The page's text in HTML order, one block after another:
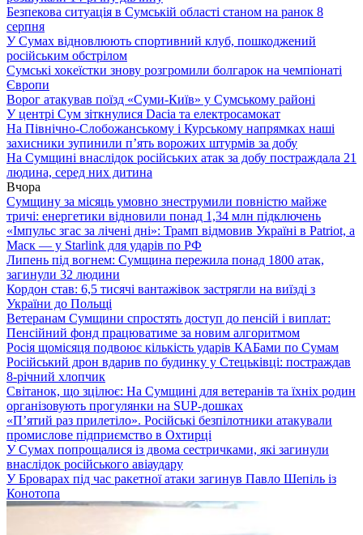
Безпекова ситуація в Сумській області станом на ранок 8
серпня
У Сумах відновлюють спортивний клуб, пошкоджений
російським обстрілом
Сумські хокеїстки знову розгромили болгарок на чемпіонаті
Європи
Ворог атакував поїзд «Суми-Київ» у Сумському районі
У центрі Сум зіткнулися Dacia та електросамокат
На Північно-Слобожанському і Курському напрямках наші
захисники зупинили п’ять ворожих штурмів за добу
На Сумщині внаслідок російських атак за добу постраждала 21
людина, серед них дитина
Вчора
Сумщину за місяць умовно знеструмили повністю майже
тричі: енергетики відновили понад 1,34 млн підключень
«Імпульс згас за лічені дні»: Трамп відмовив Україні в Patriot, а
Маск — у Starlink для ударів по РФ
Липень під вогнем: Сумщина пережила понад 1800 атак,
загинули 32 людини
Кордон став: 6,5 тисячі вантажівок застрягли на виїзді з
України до Польщі
Ветеранам Сумщини спростять доступ до пенсій і виплат:
Пенсійний фонд працюватиме за новим алгоритмом
Росія щомісяця подвоює кількість ударів КАБами по Сумам
Російський дрон вдарив по будинку у Стецьківці: постраждав
8-річний хлопчик
Світанок, що зцілює: На Сумщині для ветеранів та їхніх родин
організовують прогулянки на SUP-дошках
«П’ятий раз прилетіло». Російські безпілотники атакували
промислове підприємство в Охтирці
У Сумах попрощалися із двома сестричками, які загинули
внаслідок російського авіаудару
У Броварах під час ракетної атаки загинув Павло Шепіль із
Конотопа